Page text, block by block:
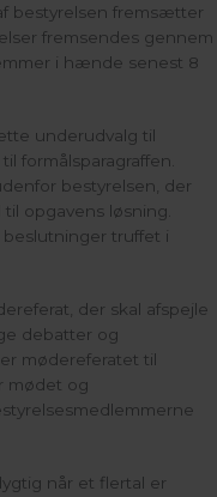
bestyrelsen fremsætter
fremsendes gennem
i hænde senest 8
underudvalg til
formålsparagraffen.
bestyrelsen, der
opgavens løsning.
truffet i
der skal afspejle
debatter og
mødereferatet til
mødet og
når et flertal er